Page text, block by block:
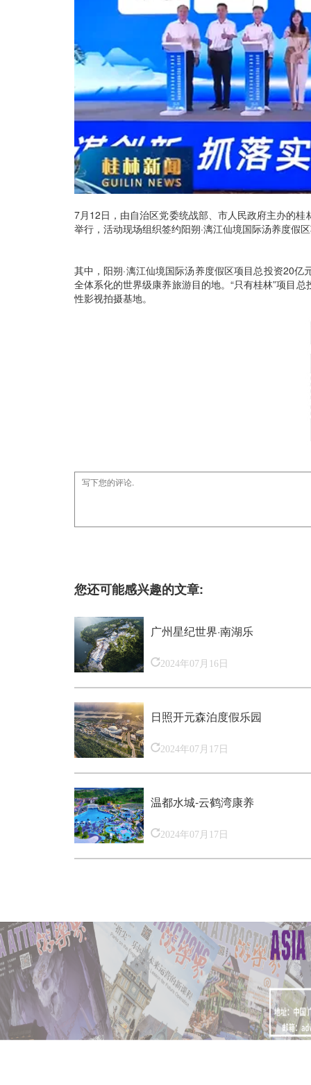
7月12日，由自治区党委统战部、市人民政府主办的
举行，活动现场组织签约阳朔·漓江仙境国际汤养度假
其中，阳朔·漓江仙境国际汤养度假区项目总投资20
全体系化的世界级康养旅游目的地。“只有桂林”项目
性影视拍摄基地。
您还可能感兴趣的文章:
广州星纪世界·南湖乐
2024年07月16日
日照开元森泊度假乐园
2024年07月17日
温都水城-云鹤湾康养
2024年07月17日